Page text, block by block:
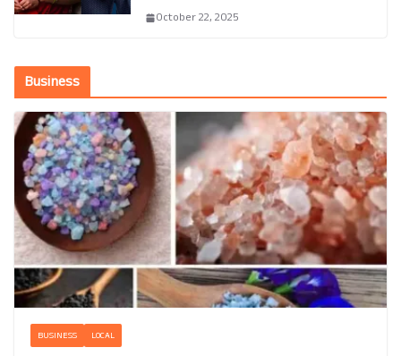
October 22, 2025
Business
BUSINESS LOCAL